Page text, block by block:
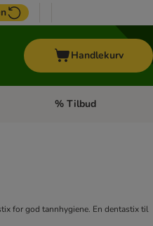
Handlekurv
Hest Åpne kategorimeny:
% Tilbud
for god tannhygiene. En dentastix til